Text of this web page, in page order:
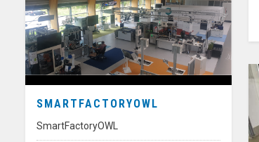
SMARTFACTORYOWL
SmartFactoryOWL